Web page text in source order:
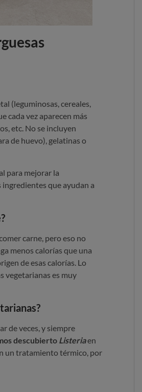
(leguminosas, cereales,
cada vez aparecen más
etc. No se incluyen
de huevo), gelatinas o
para mejorar la
ingredientes que ayudan a
carne, pero eso no
menos calorías que una
de esas calorías. Lo
vegetarianas es muy
de veces, y siempre
descubierto Listeriaen
un tratamiento térmico, por